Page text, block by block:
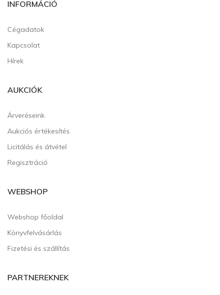
INFORMÁCIÓ
Cégadatok
Kapcsolat
Hírek
AUKCIÓK
Árveréseink
Aukciós értékesítés
Licitálás és átvétel
Regisztráció
WEBSHOP
Webshop főoldal
Könyvfelvásárlás
Fizetési és szállítás
PARTNEREKNEK